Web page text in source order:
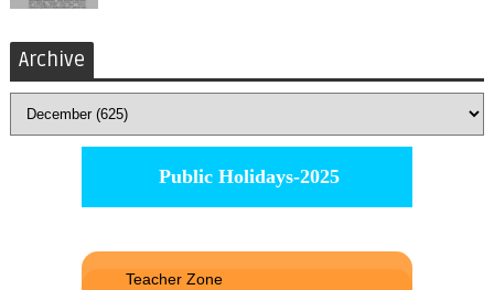
Archive
Public Holidays-2025
Teacher Zone